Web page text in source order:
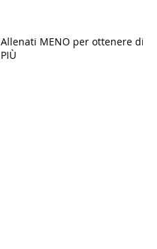
Allenati MENO per ottenere di
PIÙ